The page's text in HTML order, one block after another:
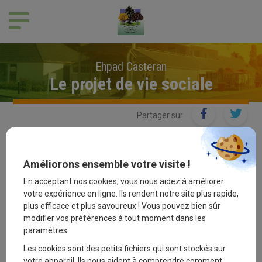
Améliorons ensemble votre visite !
En acceptant nos cookies, vous nous aidez à améliorer
votre expérience en ligne. Ils rendent notre site plus rapide,
plus efficace et plus savoureux ! Vous pouvez bien sûr
modifier vos préférences à tout moment dans les
paramètres.
Les cookies sont des petits fichiers qui sont stockés sur
Ehpad Casteran
Le projet de vie sociale
Partager sur
Le projet de vie sociale
Il est le fruit d’une coordination entre le soin et l’animation, ce qui
correspond mieux aux besoins des personnes accueillies. La
coordination de vie sociale permet en plus une vue globale de la
prise en charge de la personne. Ainsi, la coordinatrice de vie
sociale travaille en étroite collaboration avec l’ensemble des
autres services.